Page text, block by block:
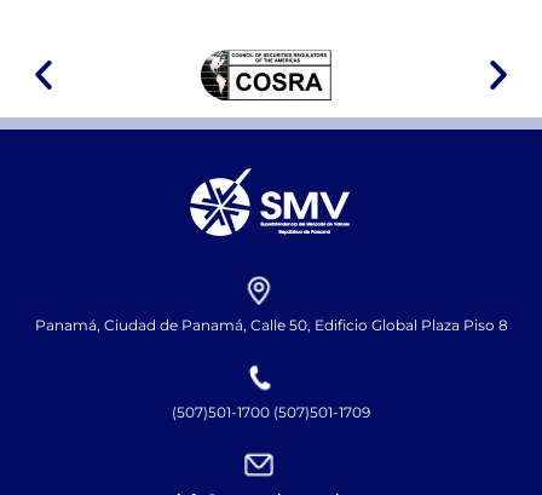
Panamá, Ciudad de Panamá, Calle 50, Edificio Global Plaza Piso 8
(507)501-1700 (507)501-1709